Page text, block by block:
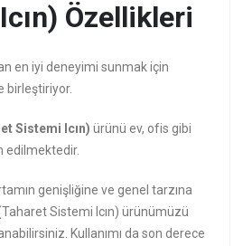
Özellikleri
en iyi deneyimi sunmak için
birleştiriyor.
Sistemi Icın) ürünü ev, ofis gibi
edilmektedir.
genişliğine ve genel tarzına
Sistemi Icın) ürünümüzü
Kullanımı da son derece